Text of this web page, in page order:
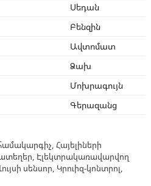
Սեդան
Բենզին
Ավտոմատ
Ձախ
Մոխրագույն
Գերազանց
Հայելիների
Էլեկտրակառավարվող
սենսոր, Կրուիզ-կոնտրոլ,